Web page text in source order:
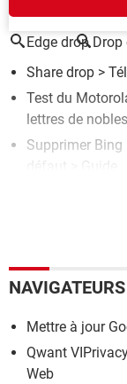
Edge drop Drop
Share drop >
Test du
lettres de
Supprimer Bing
Désinstaller
Mettre à jour
Qwant
Web